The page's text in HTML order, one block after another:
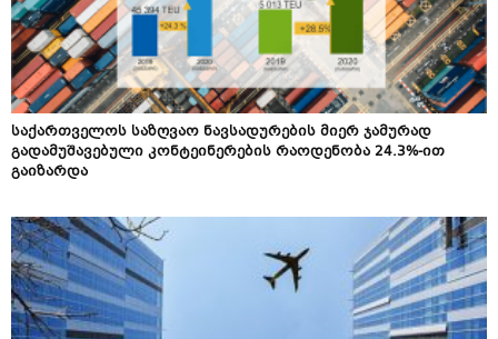
საქართველოს საზღვაო ნავსადურების მიერ ჯამურად
გადამუშავებული კონტეინერების რაოდენობა 24.3%-ით
გაიზარდა